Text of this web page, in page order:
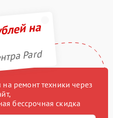
на
Pard
ремонт техники через
бессрочная скидка